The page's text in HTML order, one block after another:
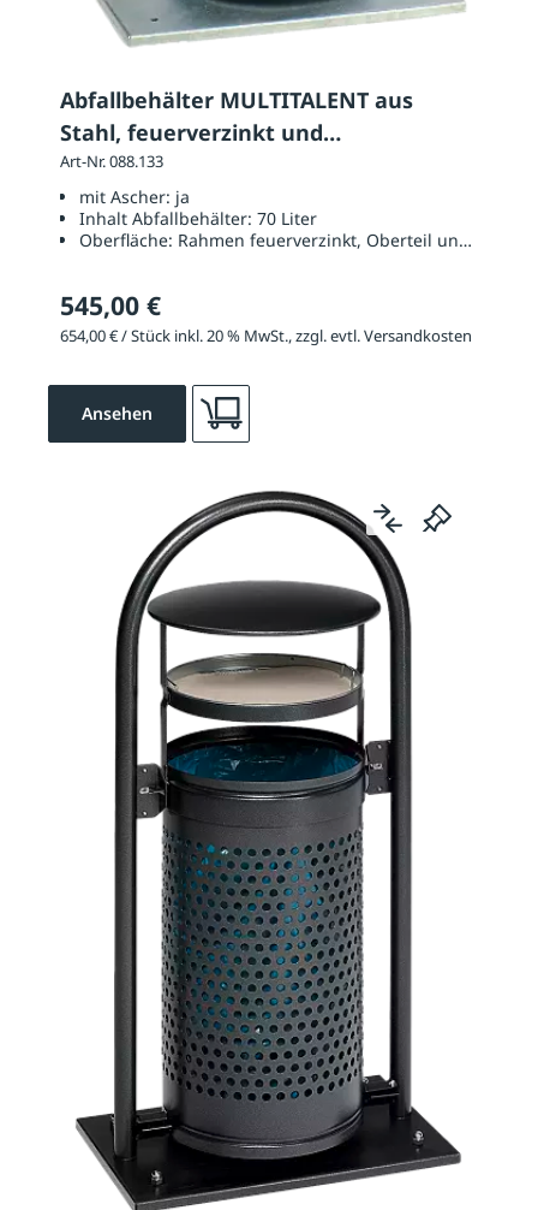
Abfallbehälter MULTITALENT aus
Stahl, feuerverzinkt und
pulverbeschichtet
Art-Nr. 088.133
mit Ascher: ja
Inhalt Abfallbehälter: 70 Liter
Oberfläche: Rahmen feuerverzinkt, Oberteil und
545,00 €
654,00 € / Stück inkl. 20 % MwSt., zzgl. evtl. Versandkosten
Ansehen